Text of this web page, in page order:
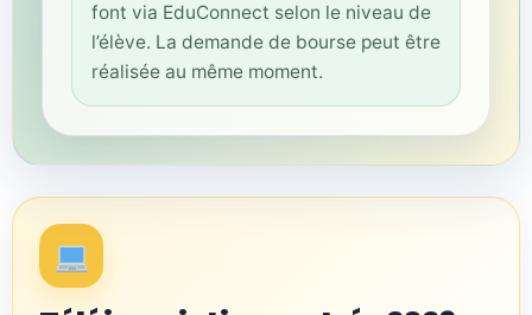
font via EduConnect selon le niveau de
l’élève. La demande de bourse peut être
réalisée au même moment.